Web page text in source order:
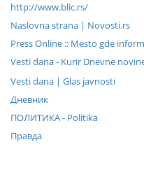
http://www.blic.rs/
Naslovna strana | Novosti.rs
Press Online :: Mesto gde
Vesti dana - Kurir Dnevne
Vesti dana | Glas javnosti
Дневник
ПОЛИТИКА - Politika
Правда